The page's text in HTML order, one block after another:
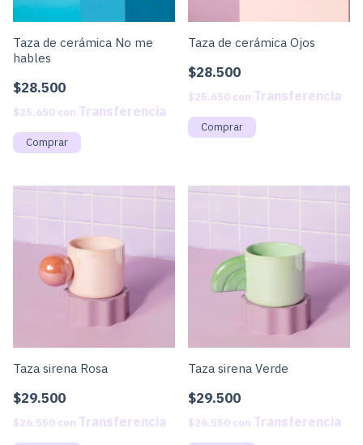
Taza de cerámica No me
hables
$28.500
$25.650 con
Taza de cerámica Ojos
$28.500
$25.650 con
Taza sirena Rosa
$29.500
$26.550 con
Taza sirena Verde
$29.500
$26.550 con